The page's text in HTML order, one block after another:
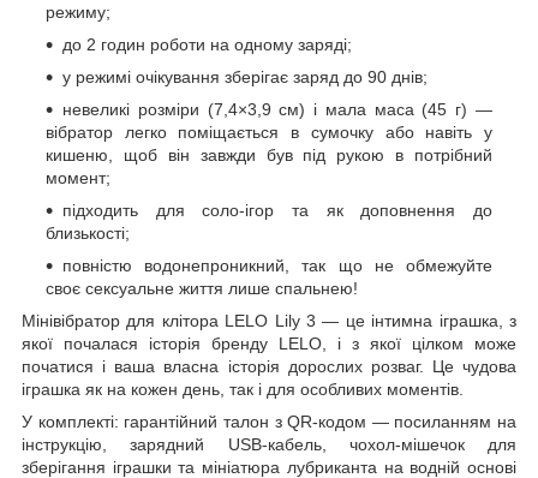
режиму;
до 2 годин роботи на одному заряді;
у режимі очікування зберігає заряд до 90 днів;
невеликі розміри (7,4×3,9 см) і мала маса (45 г) —
вібратор легко поміщається в сумочку або навіть у
кишеню, щоб він завжди був під рукою в потрібний
момент;
підходить для соло-ігор та як доповнення до
близькості;
повністю водонепроникний, так що не обмежуйте
своє сексуальне життя лише спальнею!
Мінівібратор для клітора LELO Lily 3 — це інтимна іграшка, з
якої почалася історія бренду LELO, і з якої цілком може
початися і ваша власна історія дорослих розваг. Це чудова
іграшка як на кожен день, так і для особливих моментів.
У комплекті: гарантійний талон з QR-кодом — посиланням на
інструкцію, зарядний USB-кабель, чохол-мішечок для
зберігання іграшки та мініатюра лубриканта на водній основі